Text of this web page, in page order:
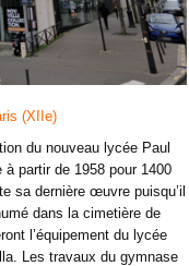
(XIIe)
du nouveau lycée Paul
partir de 1958 pour 1400
sa dernière œuvre puisqu’il
dans la cimetière de
l’équipement du lycée
Les travaux du gymnase